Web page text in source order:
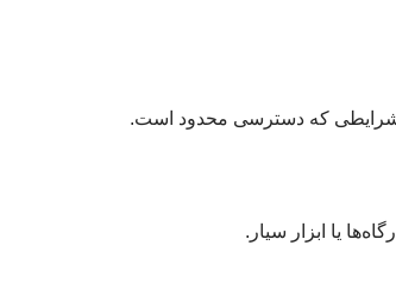
شرایطی که دسترسی محدود است.
یا ابزار سیار.